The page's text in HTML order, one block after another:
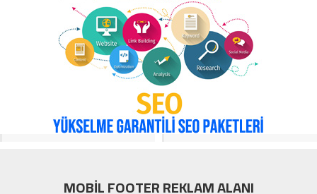
Bursa Hava Durumu
Bursaspor
Ekonomi
Köşe Yazarları
Video Galeri
MOBİL FOOTER REKLAM ALANI